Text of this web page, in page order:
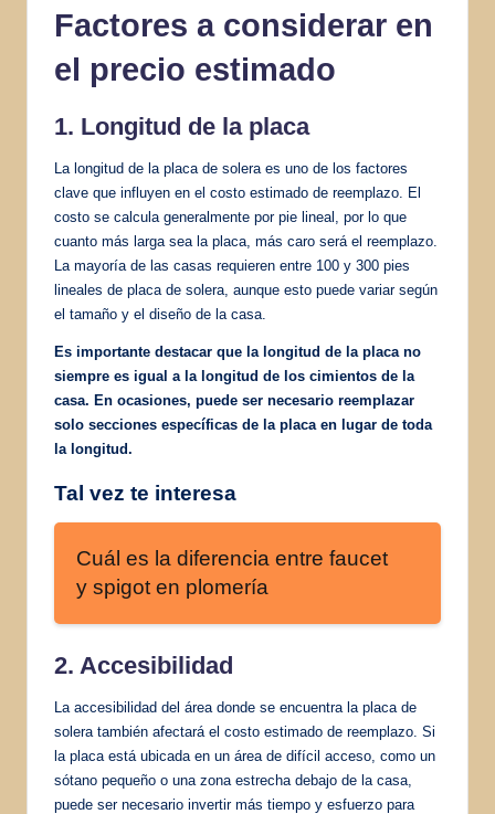
Factores a considerar en
el precio estimado
1. Longitud de la placa
La longitud de la placa de solera es uno de los factores
clave que influyen en el costo estimado de reemplazo. El
costo se calcula generalmente por pie lineal, por lo que
cuanto más larga sea la placa, más caro será el reemplazo.
La mayoría de las casas requieren entre 100 y 300 pies
lineales de placa de solera, aunque esto puede variar según
el tamaño y el diseño de la casa.
Es importante destacar que la longitud de la placa no
siempre es igual a la longitud de los cimientos de la
casa. En ocasiones, puede ser necesario reemplazar
solo secciones específicas de la placa en lugar de toda
la longitud.
Tal vez te interesa
Cuál es la diferencia entre faucet
y spigot en plomería
2. Accesibilidad
La accesibilidad del área donde se encuentra la placa de
solera también afectará el costo estimado de reemplazo. Si
la placa está ubicada en un área de difícil acceso, como un
sótano pequeño o una zona estrecha debajo de la casa,
puede ser necesario invertir más tiempo y esfuerzo para